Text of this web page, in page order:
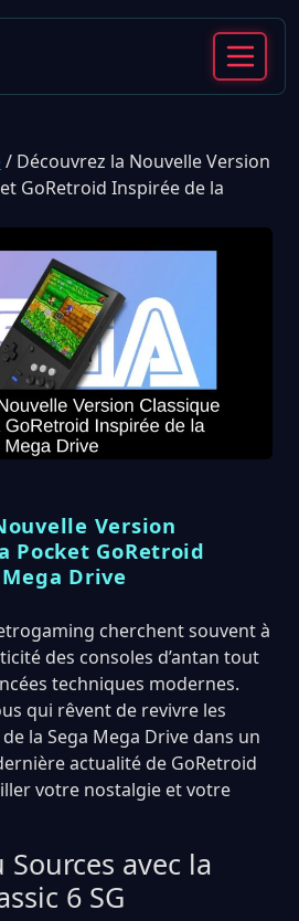
/ Découvrez la Nouvelle Version
GoRetroid Inspirée de la
Version
Pocket GoRetroid
Drive
cherchent souvent à
des consoles d’antan tout
techniques modernes.
qui rêvent de revivre les
la Sega Mega Drive dans un
actualité de GoRetroid
votre nostalgie et votre
avec la
6 SG